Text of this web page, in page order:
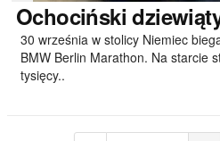
Ochociński
30 września w stolicy Niemiec
BMW Berlin Marathon. Na starcie
tysięcy..